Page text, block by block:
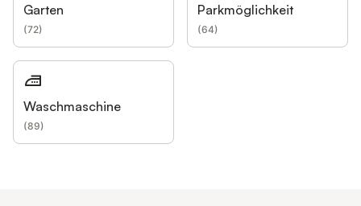
Garten
(72)
Parkmöglichkeit
(64)
Waschmaschine
(89)